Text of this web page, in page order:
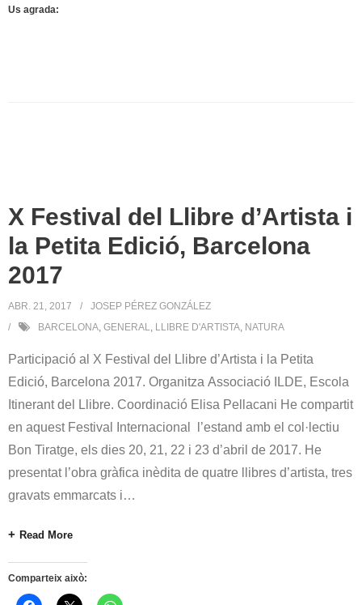
Us agrada:
X Festival del Llibre d’Artista i
la Petita Edició, Barcelona
2017
ABR. 21, 2017
JOSEP PÉREZ GONZÁLEZ
BARCELONA, GENERAL, LLIBRE D'ARTISTA, NATURA
Participació al X Festival del Llibre d’Artista i la Petita
Edició, Barcelona 2017. Organitza Associació ILDE, Escola
Itinerant del Llibre. Coordinació Elisa Pellacani He compartit
en aquest Festival Internacional l’estand amb el col·lectiu
Bon Tiratge, els dies 20, 21, 22 i 23 d’abril de 2017. He
presentat l’obra gràfica inèdita de quatre llibres d’artista, tres
gravats emmarcats i…
Read More
Comparteix això: